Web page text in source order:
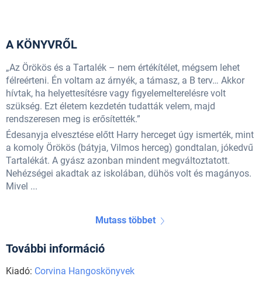
A KÖNYVRŐL
„Az Örökös és a Tartalék – nem értékítélet, mégsem lehet
félreérteni. Én voltam az árnyék, a támasz, a B terv… Akkor
hívtak, ha helyettesítésre vagy figyelemelterelésre volt
szükség. Ezt életem kezdetén tudatták velem, majd
rendszeresen meg is erősítették.”
Édesanyja elvesztése előtt Harry herceget úgy ismerték, mint
a komoly Örökös (bátyja, Vilmos herceg) gondtalan, jókedvű
Tartalékát. A gyász azonban mindent megváltoztatott.
Nehézségei akadtak az iskolában, dühös volt és magányos.
Mivel ...
Mutass többet
További információ
Kiadó: Corvina Hangoskönyvek